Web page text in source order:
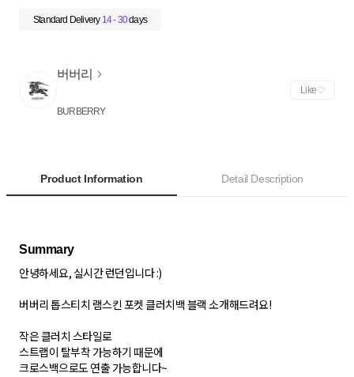
Standard Delivery 14 - 30days
버버리
BURBERRY
Like
Product Information Detail Description
Summary
안녕하세요, 실시간 런던입니다 :)
버버리 톱스티치 램스킨 포켓 클러치백 블랙 소개해드려요!
작은 클러치 스타일로
스트랩이 탈부착 가능하기 때문에
크로스백으로도 연출 가능합니다~